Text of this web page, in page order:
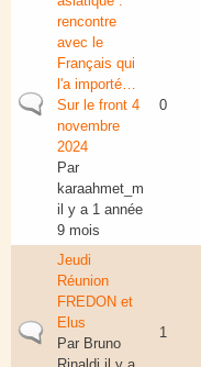
Sujet normal
rencontre
avec le
Français qui
l'a importé…
Sur le front 4
novembre
2024
Par
karaahmet_m
il y a 1 année
9 mois
0
Sujet normal
Jeudi
Réunion
FREDON et
Elus
Par Bruno
1